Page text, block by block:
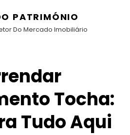
PATRIMÓNIO
Do Mercado Imobiliário
Tocha:
Tudo Aqui